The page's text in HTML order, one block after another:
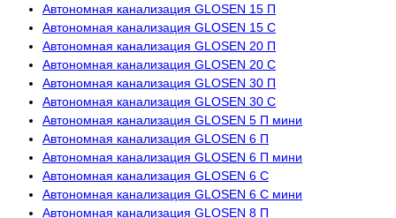
Автономная канализация GLOSEN 15 П
Автономная канализация GLOSEN 15 С
Автономная канализация GLOSEN 20 П
Автономная канализация GLOSEN 20 С
Автономная канализация GLOSEN 30 П
Автономная канализация GLOSEN 30 С
Автономная канализация GLOSEN 5 П мини
Автономная канализация GLOSEN 6 П
Автономная канализация GLOSEN 6 П мини
Автономная канализация GLOSEN 6 С
Автономная канализация GLOSEN 6 С мини
Автономная канализация GLOSEN 8 П